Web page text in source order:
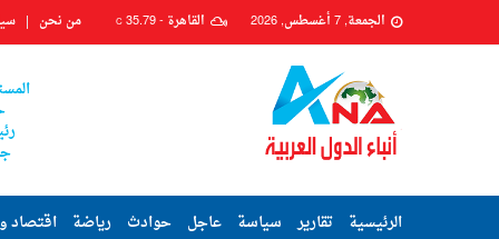
الجمعة, 7 أغسطس, 2026 القاهرة -35.79
C من نحن
الرئيسية تقارير سياسة عاجل حوادث رياضة اقتصاد